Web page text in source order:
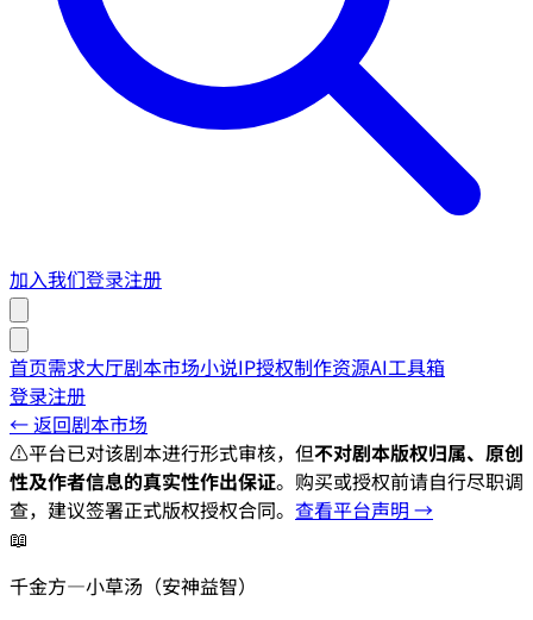
加入我们登录注册
首页需求大厅剧本市场小说IP授权制作资源AI工具箱
登录注册
← 返回剧本市场
⚠️平台已对该剧本进行形式审核，但不对剧本版权归属、原创
性及作者信息的真实性作出保证。购买或授权前请自行尽职调
查，建议签署正式版权授权合同。 查看平台声明 →
📖
千金方—小草汤（安神益智）